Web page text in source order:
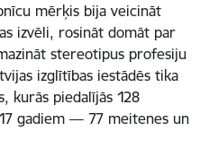
mērķis bija veicināt
izvēli, rosināt domāt par
stereotipus profesiju
izglītības iestādēs tika
kurās piedalījās 128
gadiem — 77 meitenes un